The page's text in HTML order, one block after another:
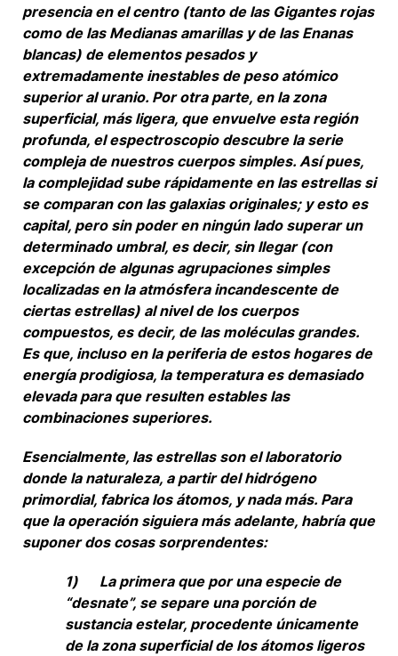
presencia en el centro (tanto de las Gigantes rojas
como de las Medianas amarillas y de las Enanas
blancas) de elementos pesados y
extremadamente inestables de peso atómico
superior al uranio. Por otra parte, en la zona
superficial, más ligera, que envuelve esta región
profunda, el espectroscopio descubre la serie
compleja de nuestros cuerpos simples. Así pues,
la complejidad sube rápidamente en las estrellas si
se comparan con las galaxias originales; y esto es
capital, pero sin poder en ningún lado superar un
determinado umbral, es decir, sin llegar (con
excepción de algunas agrupaciones simples
localizadas en la atmósfera incandescente de
ciertas estrellas) al nivel de los cuerpos
compuestos, es decir, de las moléculas grandes.
Es que, incluso en la periferia de estos hogares de
energía prodigiosa, la temperatura es demasiado
elevada para que resulten estables las
combinaciones superiores.
Esencialmente, las estrellas son el laboratorio
donde la naturaleza, a partir del hidrógeno
primordial, fabrica los átomos, y nada más. Para
que la operación siguiera más adelante, habría que
suponer dos cosas sorprendentes:
1) La primera que por una especie de
“desnate”, se separe una porción de
sustancia estelar, procedente únicamente
de la zona superficial de los átomos ligeros